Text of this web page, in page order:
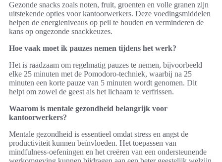
Gezonde snacks zoals noten, fruit, groenten en volle granen zijn
uitstekende opties voor kantoorwerkers. Deze voedingsmiddelen
helpen de energieniveaus op peil te houden en verminderen de
kans op ongezonde snackkeuzes.
Hoe vaak moet ik pauzes nemen tijdens het werk?
Het is raadzaam om regelmatig pauzes te nemen, bijvoorbeeld
elke 25 minuten met de Pomodoro-techniek, waarbij na 25
minuten een korte pauze van 5 minuten wordt genomen. Dit
helpt om zowel de geest als het lichaam te verfrissen.
Waarom is mentale gezondheid belangrijk voor
kantoorwerkers?
Mentale gezondheid is essentieel omdat stress en angst de
productiviteit kunnen beïnvloeden. Het toepassen van
mindfulness-oefeningen en het creëren van een ondersteunende